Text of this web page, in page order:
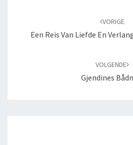
VORIGE
Een Reis Van Liefde En
VOLGENDE
Gjendines